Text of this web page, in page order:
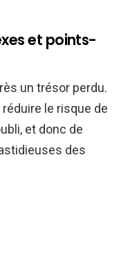
et points-
un trésor perdu.
le risque de
et donc de
des